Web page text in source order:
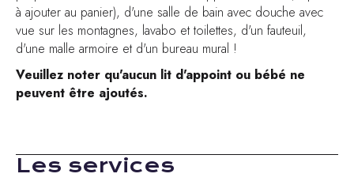
à ajouter au panier), d'une salle de bain avec douche avec
vue sur les montagnes, lavabo et toilettes, d'un fauteuil,
d'une malle armoire et d'un bureau mural !
Veuillez noter qu'aucun lit d'appoint ou bébé ne
peuvent être ajoutés.
Les services